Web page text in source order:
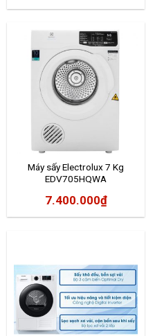
Máy sấy Electrolux 7 Kg
EDV705HQWA
7.400.000₫